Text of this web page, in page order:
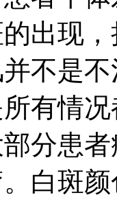
出现
不是
有情
分患
白斑